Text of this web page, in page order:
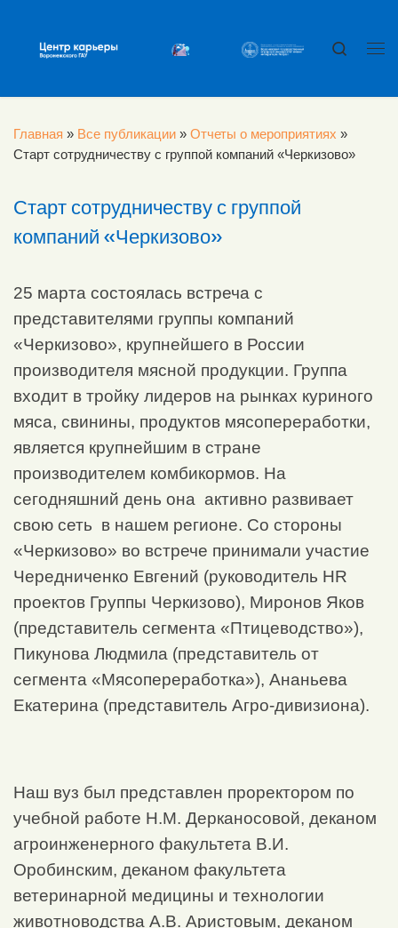
Search
Главная » Все публикации » Отчеты о мероприятиях »
Старт сотрудничеству с группой компаний «Черкизово»
Старт сотрудничеству с группой
компаний «Черкизово»
25 марта состоялась встреча с
представителями группы компаний
«Черкизово», крупнейшего в России
производителя мясной продукции. Группа
входит в тройку лидеров на рынках куриного
мяса, свинины, продуктов мясопереработки,
является крупнейшим в стране
производителем комбикормов. На
сегодняшний день она активно развивает
свою сеть в нашем регионе. Со стороны
«Черкизово» во встрече принимали участие
Чередниченко Евгений (руководитель HR
проектов Группы Черкизово), Миронов Яков
(представитель сегмента «Птицеводство»),
Пикунова Людмила (представитель от
сегмента «Мясопереработка»), Ананьева
Екатерина (представитель Агро-дивизиона).
Наш вуз был представлен проректором по
учебной работе Н.М. Дерканосовой, деканом
агроинженерного факультета В.И.
Оробинским, деканом факультета
ветеринарной медицины и технологии
животноводства А.В. Аристовым, деканом